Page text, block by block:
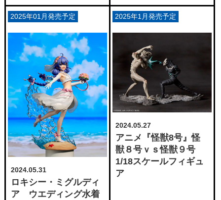
2024.05.31
ロキシー・ミグルディ
ア ウエディング水着
2025年01月発売予定
2024.05.27
アニメ『怪獣8号』怪
獣８号ｖｓ怪獣９号
1/18スケールフィギュ
ア
2025年1月発売予定